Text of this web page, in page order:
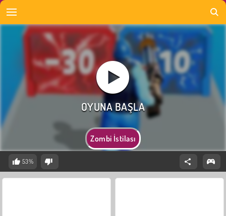
Zombi İstilası
53%